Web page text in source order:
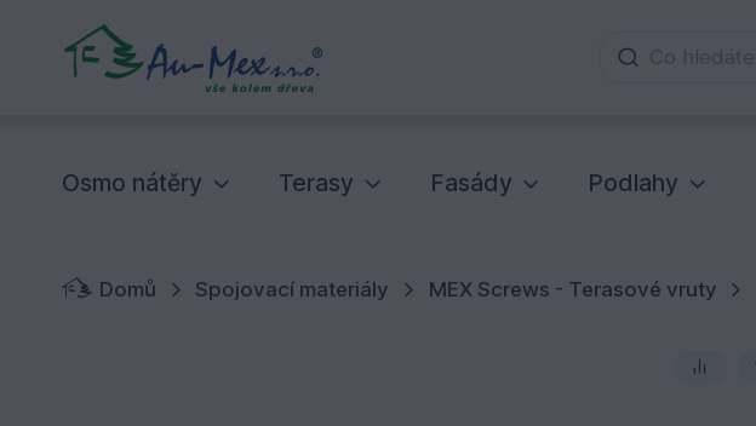
Co
Osmo nátěry Terasy Fasády Podlahy
Domů Spojovací materiály MEX Screws - Terasové vruty